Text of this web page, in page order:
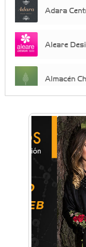
Adara
Aleare
Almacén
Arq.
Artística
Artística